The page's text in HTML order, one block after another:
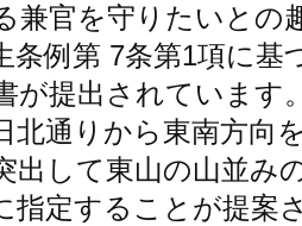
兼官を守りたいとの
条例第 7条第1項に基
が提出されています
北通りから東南方向
出して東山の山並み
指定することが提案